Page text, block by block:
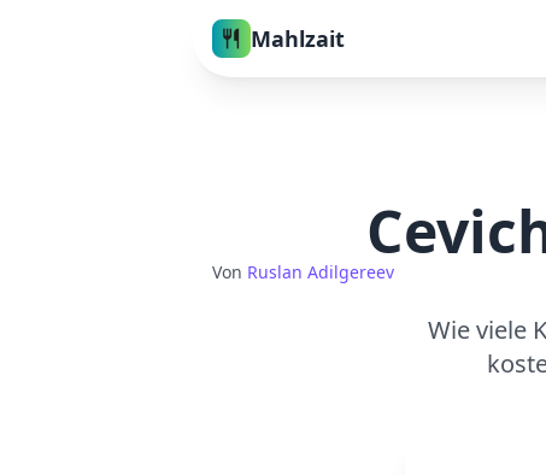
Mahlzait
Von Ruslan Adilgereev
Wie viele